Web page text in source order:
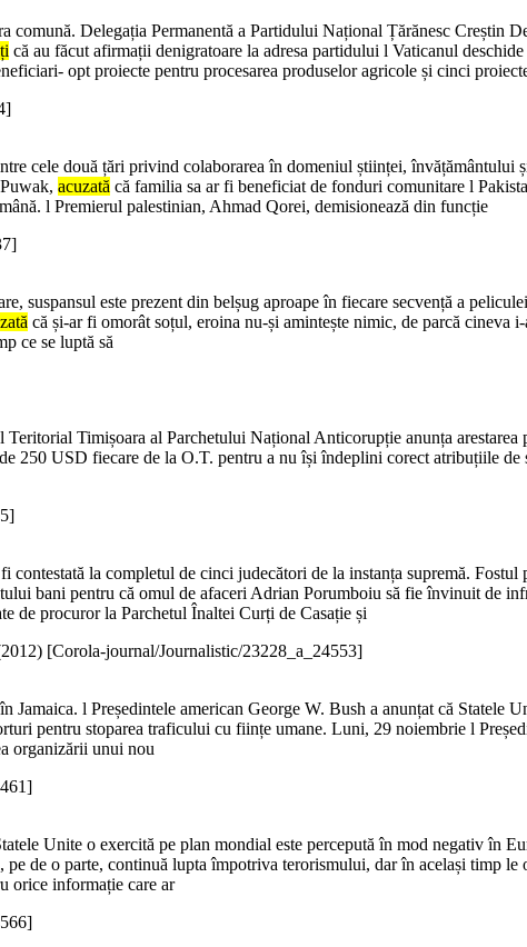
Delegația Permanentă a Partidului Național Țărănesc Creștin
că au făcut afirmații denigratoare la adresa partidului l Vaticanul
opt proiecte pentru procesarea produselor agricole și cinci
cele două țări privind colaborarea în domeniul științei,
acuzată că familia sa ar fi beneficiat de fonduri comunitare l
l Premierul palestinian, Ahmad Qorei, demisionează din funcție
suspansul este prezent din belșug aproape în fiecare secvență a
că și-ar fi omorât soțul, eroina nu-și amintește nimic, de parcă cineva
ce se luptă să
Timișoara al Parchetului Național Anticorupție anunța arestarea
250 USD fiecare de la O.T. pentru a nu își îndeplini corect atribuțiile
la completul de cinci judecători de la instanța supremă.
bani pentru că omul de afaceri Adrian Porumboiu să fie învinuit de
de procuror la Parchetul Înaltei Curți de Casație și
2012) [Corola-journal/Journalistic/23228_a_24553]
Jamaica. l Președintele american George W. Bush a anunțat că Statele
pentru stoparea traficului cu ființe umane. Luni, 29 noiembrie l
organizării unui nou
Unite o exercită pe plan mondial este percepută în mod negativ în
pe de o parte, continuă lupta împotriva terorismului, dar în același timp
orice informație care ar